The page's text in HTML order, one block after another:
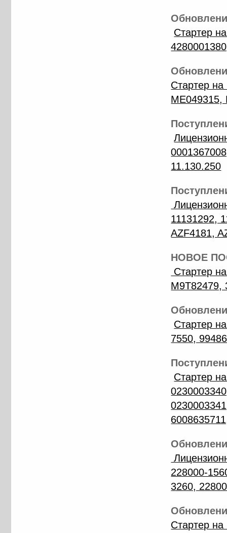
Стартер
Стартер
ME049315,
11.130.250
11131292,
AZF4181,
НОВОЕ
Стартер
M9T82479,
Стартер
7550,
Стартер
228000-
3260,
Стартер